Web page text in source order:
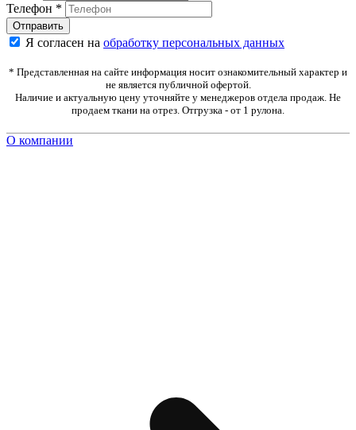
Телефон *
Я согласен на обработку персональных данных
* Представленная на сайте информация носит ознакомительный характер и
не является публичной офертой.
Наличие и актуальную цену уточняйте у менеджеров отдела продаж. Не
продаем ткани на отрез. Отгрузка - от 1 рулона.
О компании